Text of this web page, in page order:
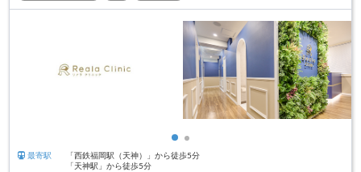
最寄駅
「西鉄福岡駅（天神）」から徒歩5分
「天神駅」から徒歩5分